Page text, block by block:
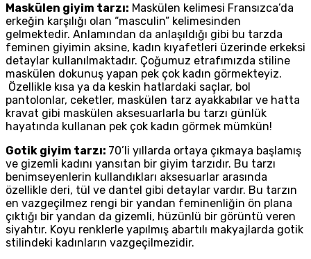
Maskülen giyim tarzı: Maskülen kelimesi Fransızca’da
erkeğin karşılığı olan “masculin” kelimesinden
gelmektedir. Anlamından da anlaşıldığı gibi bu tarzda
feminen giyimin aksine, kadın kıyafetleri üzerinde erkeksi
detaylar kullanılmaktadır. Çoğumuz etrafımızda stiline
maskülen dokunuş yapan pek çok kadın görmekteyiz.
Özellikle kısa ya da keskin hatlardaki saçlar, bol
pantolonlar, ceketler, maskülen tarz ayakkabılar ve hatta
kravat gibi maskülen aksesuarlarla bu tarzı günlük
hayatında kullanan pek çok kadın görmek mümkün!
Gotik giyim tarzı: 70’li yıllarda ortaya çıkmaya başlamış
ve gizemli kadını yansıtan bir giyim tarzıdır. Bu tarzı
benimseyenlerin kullandıkları aksesuarlar arasında
özellikle deri, tül ve dantel gibi detaylar vardır. Bu tarzın
en vazgeçilmez rengi bir yandan feminenliğin ön plana
çıktığı bir yandan da gizemli, hüzünlü bir görüntü veren
siyahtır. Koyu renklerle yapılmış abartılı makyajlarda gotik
stilindeki kadınların vazgeçilmezidir.